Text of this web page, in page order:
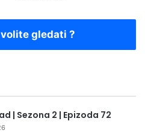
gledati ?
| Sezona 2 | Epizoda 72